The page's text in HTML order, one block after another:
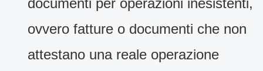
ovvero fatture o documenti che non
attestano una reale operazione